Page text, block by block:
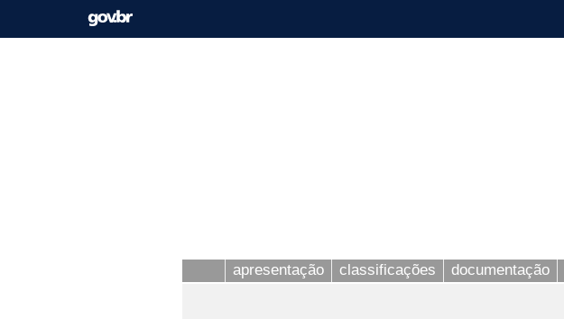
apresentação classificações documentação